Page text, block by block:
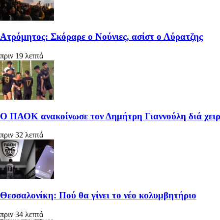
Ατρόμητος: Σκόραρε ο Νούνιες, ασίστ ο Λύρατζης
πριν 19 λεπτά
Ο ΠΑΟΚ ανακοίνωσε τον Δημήτρη Γιαννούλη διά
πριν 32 λεπτά
Θεσσαλονίκη: Πού θα γίνει το νέο κολυμβητήριο
πριν 34 λεπτά